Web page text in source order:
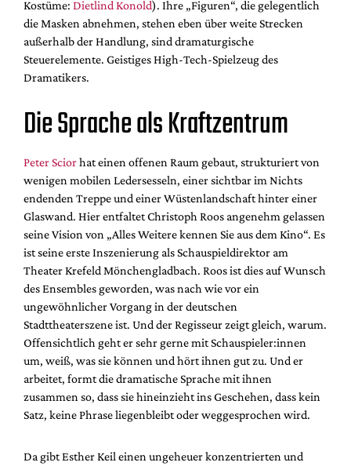
Kostüme: Dietlind Konold). Ihre „Figuren“, die gelegentlich
die Masken abnehmen, stehen eben über weite Strecken
außerhalb der Handlung, sind dramaturgische
Steuerelemente. Geistiges High-Tech-Spielzeug des
Dramatikers.
Die Sprache als Kraftzentrum
Peter Sciorhat einen offenen Raum gebaut, strukturiert von
wenigen mobilen Ledersesseln, einer sichtbar im Nichts
endenden Treppe und einer Wüstenlandschaft hinter einer
Glaswand. Hier entfaltet Christoph Roos angenehm gelassen
seine Vision von „Alles Weitere kennen Sie aus dem Kino“. Es
ist seine erste Inszenierung als Schauspieldirektor am
Theater Krefeld Mönchengladbach. Roos ist dies auf Wunsch
des Ensembles geworden, was nach wie vor ein
ungewöhnlicher Vorgang in der deutschen
Stadttheaterszene ist. Und der Regisseur zeigt gleich, warum.
Offensichtlich geht er sehr gerne mit Schauspieler:innen
um, weiß, was sie können und hört ihnen gut zu. Und er
arbeitet, formt die dramatische Sprache mit ihnen
zusammen so, dass sie hineinzieht ins Geschehen, dass kein
Satz, keine Phrase liegenbleibt oder weggesprochen wird.
Da gibt Esther Keil einen ungeheuer konzentrierten und